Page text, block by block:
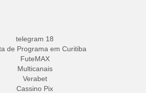
telegram 18
de Programa em Curitiba
FuteMAX
Multicanais
Verabet
Cassino Pix